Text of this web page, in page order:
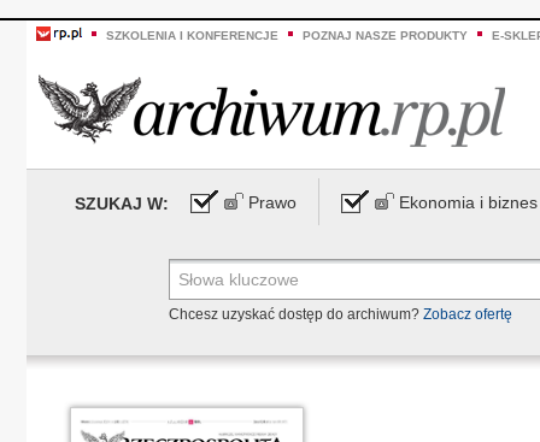
SZKOLENIA I KONFERENCJE POZNAJ NASZE PRODUKTY E-
SZUKAJ W: Prawo Ekonomia i biznes
Chcesz uzyskać dostęp do archiwum? Zobacz ofertę